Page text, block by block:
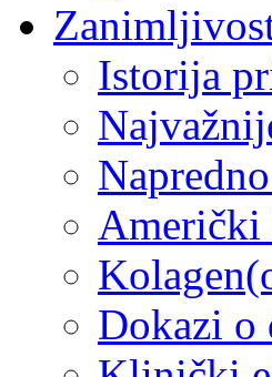
Istorija
Američki
Dokazi o